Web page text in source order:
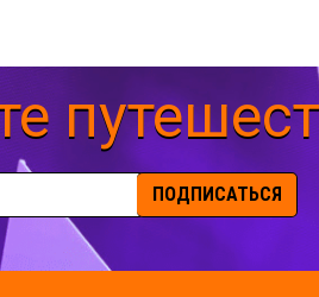
ПОДПИСАТЬСЯ